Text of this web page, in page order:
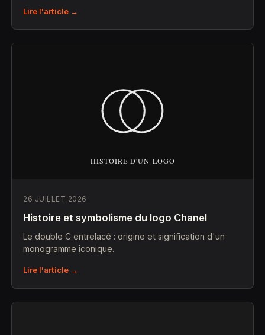
Lire l'article →
26 JUILLET 2026
Histoire et symbolisme du logo Chanel
Le double C entrelacé : origine et signification d'un
monogramme iconique.
Lire l'article →